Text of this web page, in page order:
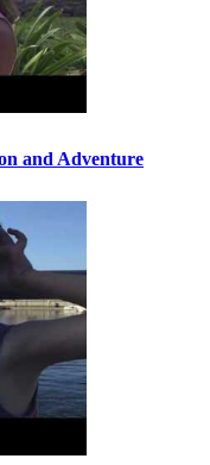
and Adventure